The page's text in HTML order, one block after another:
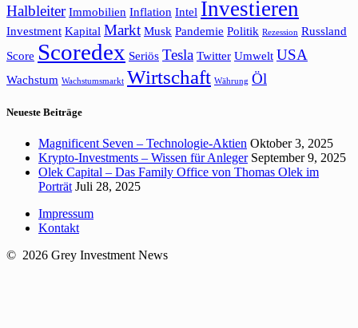
Halbleiter Immobilien Inflation Intel Investieren
Investment Kapital Markt Musk Pandemie Politik Rezession Russland
Score Scoredex Seriös Tesla Twitter Umwelt USA
Wachstum Wachstumsmarkt Wirtschaft Währung Öl
Neueste Beiträge
Magnificent Seven – Technologie-Aktien Oktober 3, 2025
Krypto-Investments – Wissen für Anleger September 9, 2025
Olek Capital – Das Family Office von Thomas Olek im
Porträt Juli 28, 2025
Impressum
Kontakt
© 2026 Grey Investment News